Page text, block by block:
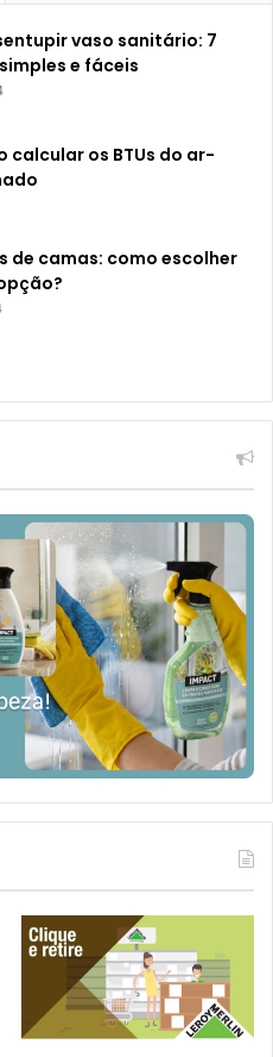
vaso sanitário: 7
e fáceis
calcular os BTUs do ar-
de camas: como escolher